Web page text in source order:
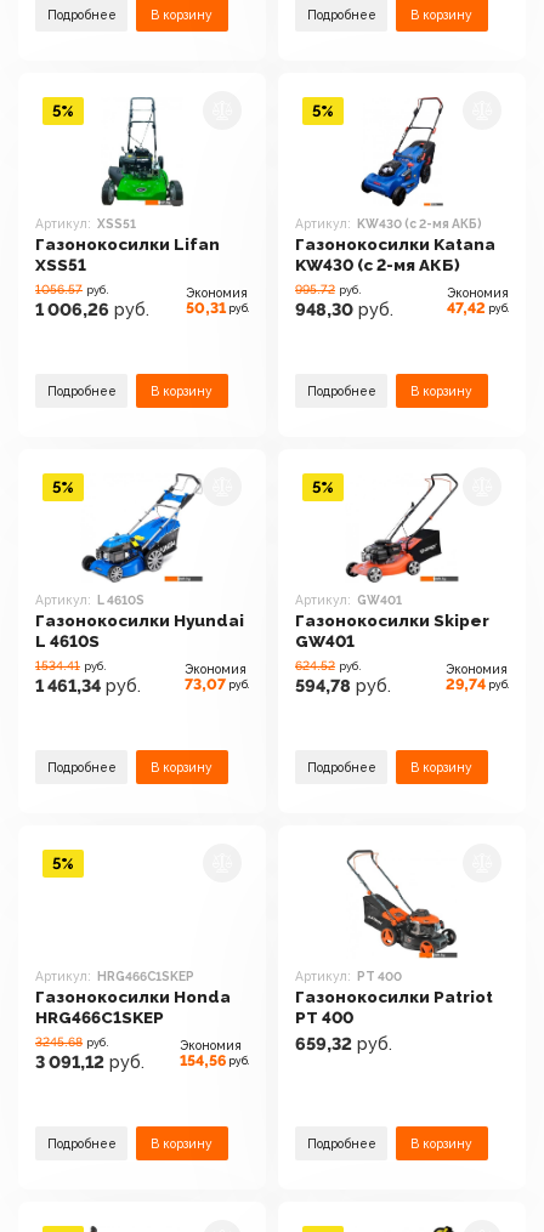
Подробнее В корзину Подробнее В корзину
Артикул: XSS51
Газонокосилки Lifan
XSS51
1056.57 руб.
1 006,26 руб.
Экономия
50,31 руб.
Подробнее В корзину
5%
Артикул: KW430 (с 2-мя АКБ)
Газонокосилки Katana
KW430 (с 2-мя АКБ)
995.72 руб.
948,30 руб.
Экономия
47,42 руб.
Подробнее В корзину
5%
Артикул: L 4610S
Газонокосилки Hyundai
L 4610S
1534.41 руб.
1 461,34 руб.
Экономия
73,07 руб.
Подробнее В корзину
5%
Артикул: GW401
Газонокосилки Skiper
GW401
624.52 руб.
594,78 руб.
Экономия
29,74 руб.
Подробнее В корзину
5%
Артикул: HRG466C1SKEP
Газонокосилки Honda
HRG466C1SKEP
3245.68 руб.
3 091,12 руб.
Экономия
154,56 руб.
Подробнее В корзину
5%
Артикул: PT 400
Газонокосилки Patriot
PT 400
659,32 руб.
Подробнее В корзину